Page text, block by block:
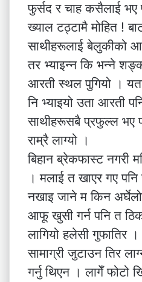
फुर्सद र चाह कसैलाई भए
ख्याल टठ्टामै मोहित !
साथीहरूलाई बेलुकीको
तर भ्याइन्न कि भन्ने
आरती स्थल पुगियो ।
नि भ्याइयो उता आरती
साथीहरूसबै प्रफुल्ल भए
राम्रै लाग्यो ।
बिहान ब्रेकफास्ट नगरी
। मलाई त खाएर गए
नखाइ जाने म किन
आफू खुसी गर्न पनि त
लागियो हलेसी गुफातिर
सामाग्री जुटाउन तिर
गर्नु थिएन । लागेँ फोटो